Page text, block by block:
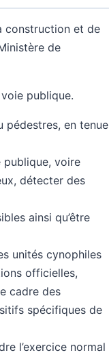
construction et de
de
publique.
pédestres, en tenue
publique, voire
détecter des
ainsi qu’être
unités cynophiles
officielles,
cadre des
spécifiques de
l’exercice normal